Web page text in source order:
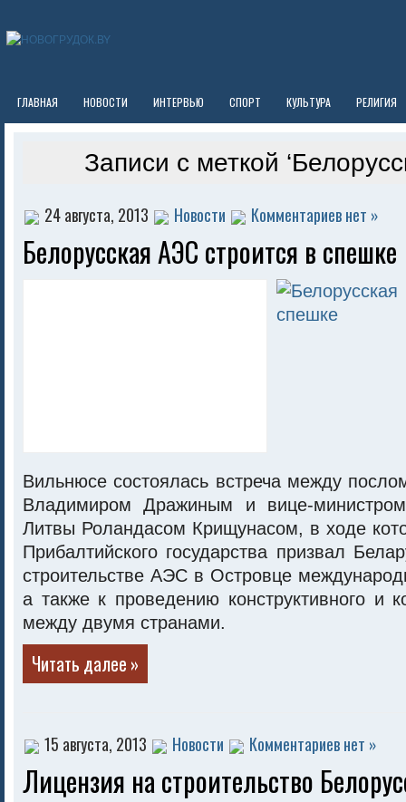
ГЛАВНАЯ НОВОСТИ ИНТЕРВЬЮ СПОРТ КУЛЬТУРА РЕЛИГИЯ
Записи с меткой
24 августа, 2013 Новости Комментариев нет »
Белорусская АЭС строится в спешке
Вильнюсе состоялась встреча между
Владимиром Дражиным и вице-
Литвы Роландасом Крищунасом, в ходе
Прибалтийского государства призвал
строительстве АЭС в Островце
а также к проведению конструктивного и
между двумя странами.
Читать далее »
15 августа, 2013 Новости Комментариев нет »
Лицензия на строительство